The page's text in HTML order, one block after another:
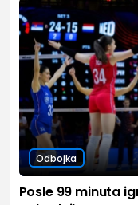
Odbojka
Posle 99 minuta